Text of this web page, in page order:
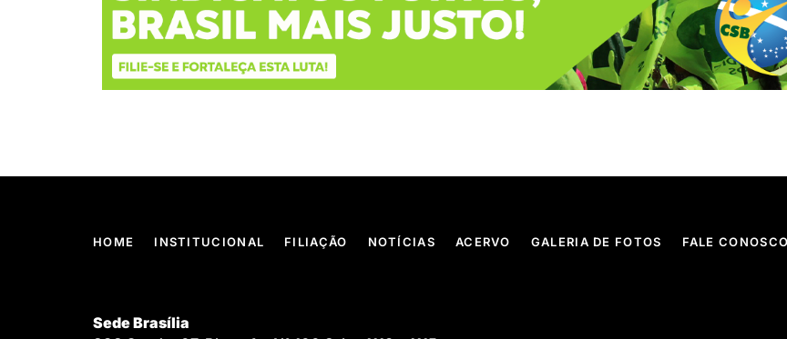
HOME INSTITUCIONAL FILIAÇÃO NOTÍCIAS ACERVO GALERIA DE FOTOS FALE CONOSCO
Sede Brasília